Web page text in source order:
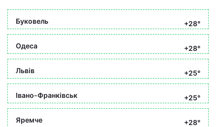
Буковель +28°
Одеса +28°
Львів +25°
Івано-Франківськ +25°
Яремче +28°